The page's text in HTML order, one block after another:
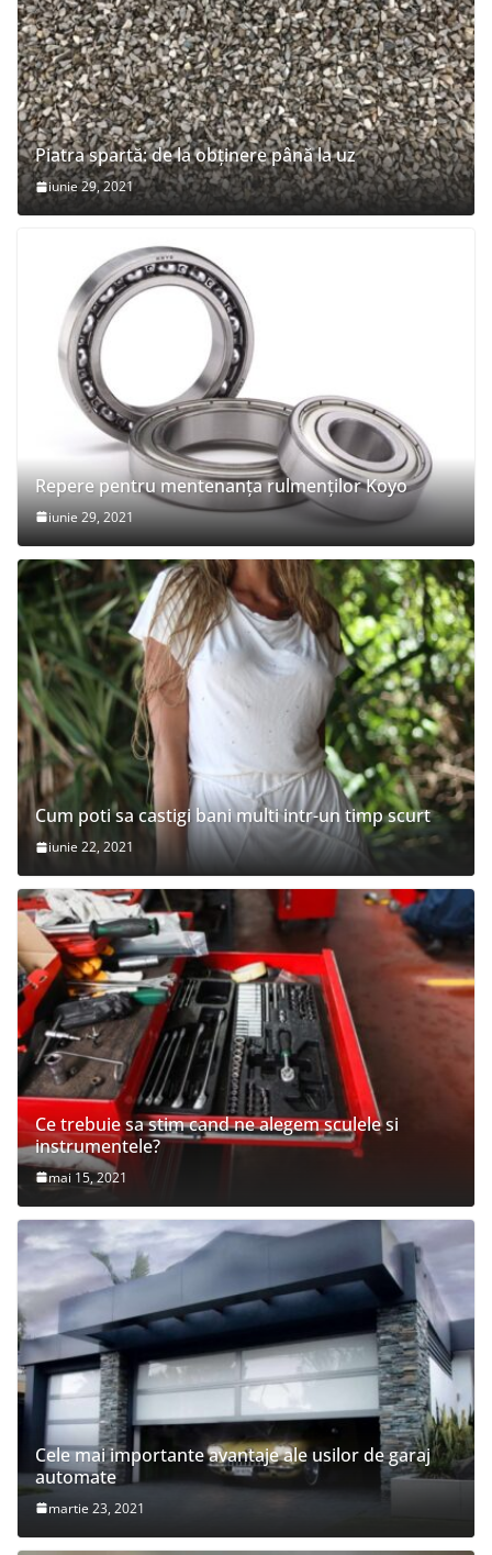
Piatra spartă: de la obținere până la uz
iunie 29, 2021
Repere pentru mentenanța rulmenților Koyo
iunie 29, 2021
Cum poti sa castigi bani multi intr-un timp scurt
iunie 22, 2021
Ce trebuie sa stim cand ne alegem sculele si
instrumentele?
mai 15, 2021
Cele mai importante avantaje ale usilor de garaj
automate
martie 23, 2021